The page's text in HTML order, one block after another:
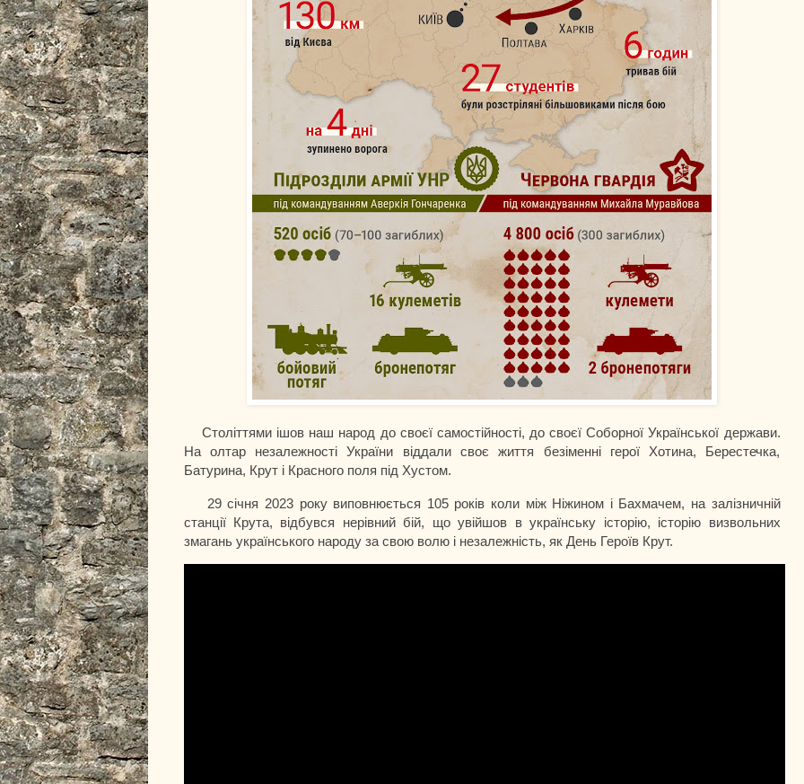
Століттями ішов наш народ до своєї самостійності, до своєї Соборної Української держави.
На олтар незалежності України віддали своє життя безіменні герої Хотина, Берестечка,
Батурина, Крут і Красного поля під Хустом.
29 січня 2023 року виповнюється 105 років коли між Ніжином і Бахмачем, на залізничній
станції Крута, відбувся нерівний бій, що увійшов в українську історію, історію визвольних
змагань українського народу за свою волю і незалежність, як День Героїв Крут.